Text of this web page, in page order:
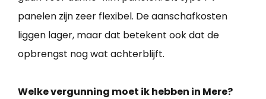
panelen zijn zeer flexibel. De aanschafkosten
liggen lager, maar dat betekent ook dat de
opbrengst nog wat achterblijft.
Welke vergunning moet ik hebben in Mere?